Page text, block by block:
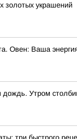
золотых украшений
Овен: Ваша
дождь. Утром